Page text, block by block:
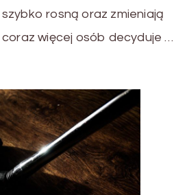
rosną oraz zmieniają
coraz więcej osób decyduje …